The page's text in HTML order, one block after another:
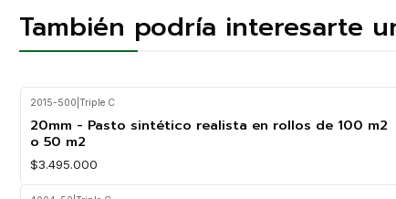
También podría interesarte
2015-500 Triple C
20mm - Pasto sintético realista en rollos de 100 m2
o 50 m2
$3.495.000